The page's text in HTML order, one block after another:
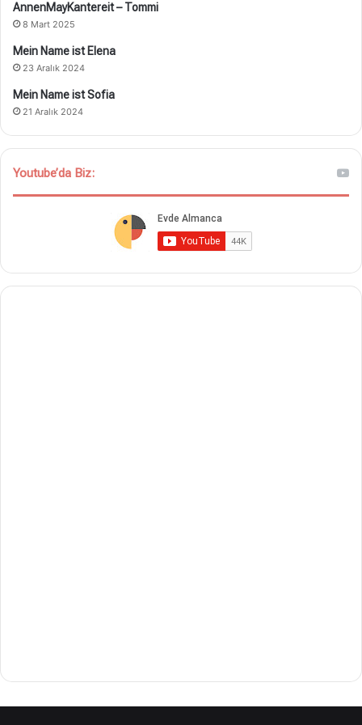
AnnenMayKantereit – Tommi
8 Mart 2025
Mein Name ist Elena
23 Aralık 2024
Mein Name ist Sofia
21 Aralık 2024
Youtube’da Biz: